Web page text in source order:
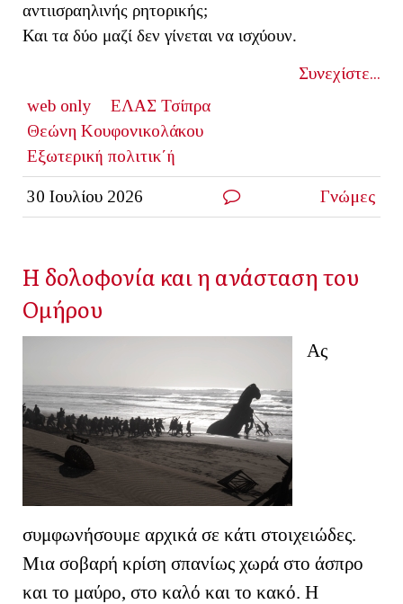
αντιισραηλινής ρητορικής;
Και τα δύο μαζί δεν γίνεται να ισχύουν.
Συνεχίστε...
web only
ΕΛΑΣ Τσίπρα
Θεώνη Κουφονικολάκου
Εξωτερική πολιτικ΄ή
30 Ιουλίου 2026 Γνώμες
Η δολοφονία και η ανάσταση του
Ομήρου
Ας
συμφωνήσουμε αρχικά σε κάτι στοιχειώδες.
Μια σοβαρή κρίση σπανίως χωρά στο άσπρο
και το μαύρο, στο καλό και το κακό. Η